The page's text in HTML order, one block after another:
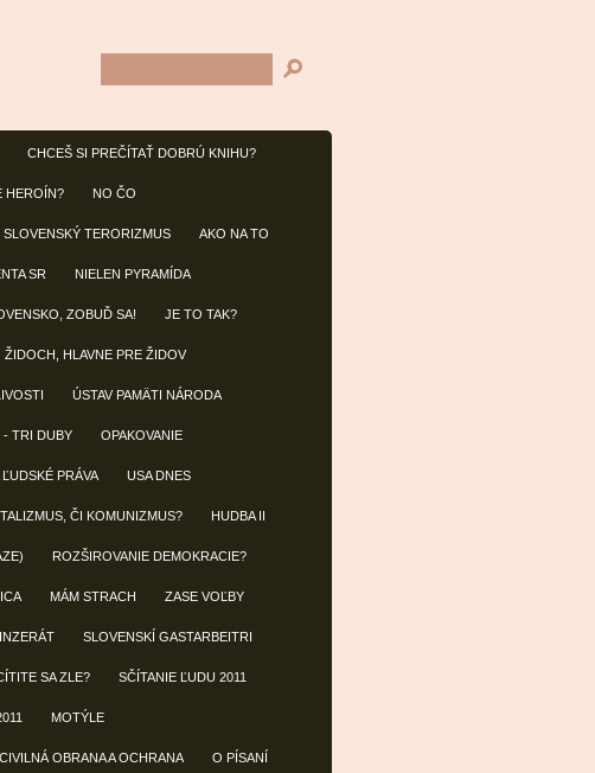
CHCEŠ SI PREČÍTAŤ DOBRÚ KNIHU?
HEROÍN? NO ČO
SLOVENSKÝ TERORIZMUS AKO NA TO
SR NIELEN PYRAMÍDA
ZOBUĎ SA! JE TO TAK?
ŽIDOCH, HLAVNE PRE ŽIDOV
ÚSTAV PAMÄTI NÁRODA
- TRI DUBY OPAKOVANIE
PRÁVA USA DNES
ČI KOMUNIZMUS? HUDBA II
ROZŠIROVANIE DEMOKRACIE?
MÁM STRACH ZASE VOĽBY
INZERÁT SLOVENSKÍ GASTARBEITRI
SA ZLE? SČÍTANIE ĽUDU 2011
MOTÝLE
CIVILNÁ OBRANA A OCHRANA O PÍSANÍ